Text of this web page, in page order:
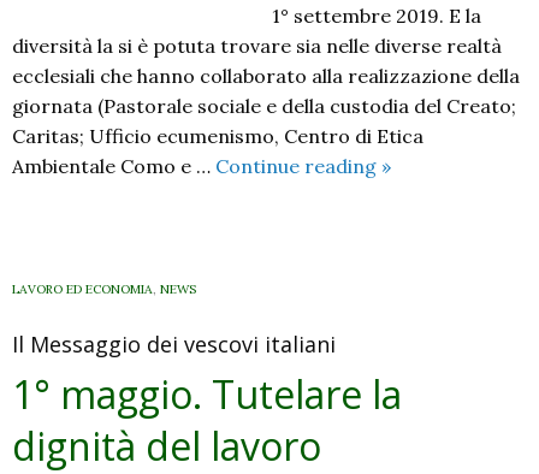
1° settembre 2019. E la
diversità la si è potuta trovare sia nelle diverse realtà
ecclesiali che hanno collaborato alla realizzazione della
giornata (Pastorale sociale e della custodia del Creato;
Caritas; Ufficio ecumenismo, Centro di Etica
Ambientale Como e … Continue reading Custodire
»
LAVORO ED ECONOMIA, NEWS
Il Messaggio dei vescovi italiani
1° maggio. Tutelare la
dignità del lavoro